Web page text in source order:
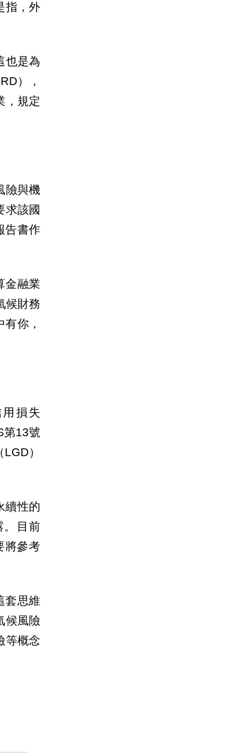
指，外
也是為
），
，規定
險與機
求該國
告書作
金融業
候財務
你，
損失
第13號
LGD）
續性的
。目前
將參考
套思維
候風險
等概念